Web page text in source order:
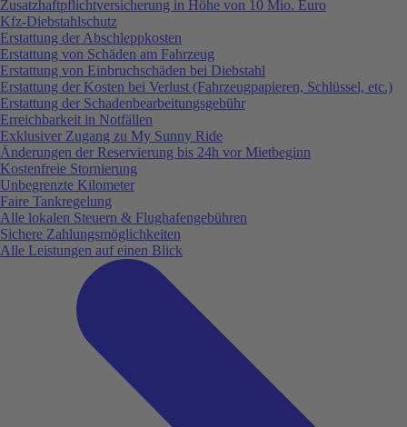
Zusatzhaftpflichtversicherung in Höhe von 10 Mio. Euro
Kfz-Diebstahlschutz
Erstattung der Abschleppkosten
Erstattung von Schäden am Fahrzeug
Erstattung von Einbruchschäden bei Diebstahl
Erstattung der Kosten bei Verlust (Fahrzeugpapieren, Schlüssel, etc.)
Erstattung der Schadenbearbeitungsgebühr
Erreichbarkeit in Notfällen
Exklusiver Zugang zu My Sunny Ride
Änderungen der Reservierung bis 24h vor Mietbeginn
Kostenfreie Stornierung
Unbegrenzte Kilometer
Faire Tankregelung
Alle lokalen Steuern & Flughafengebühren
Sichere Zahlungsmöglichkeiten
Alle Leistungen auf einen Blick